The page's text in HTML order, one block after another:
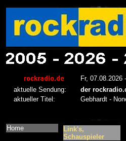
Home
Link's,
Schauspieler